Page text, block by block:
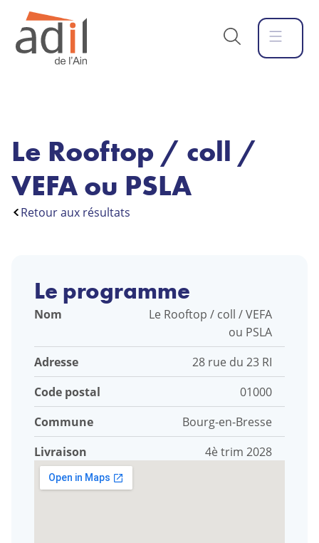
Le Rooftop / coll /
VEFA ou PSLA
Retour aux résultats
Le programme
Nom
Le Rooftop / coll / VEFA
ou PSLA
Adresse 28 rue du 23 RI
Code postal 01000
Commune Bourg-en-Bresse
Livraison 4è trim 2028